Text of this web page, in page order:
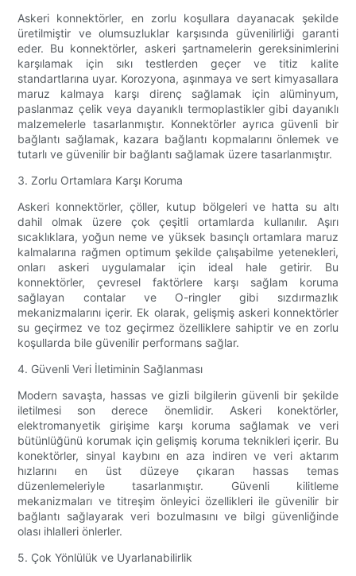
Askeri konnektörler, en zorlu koşullara dayanacak şekilde
üretilmiştir ve olumsuzluklar karşısında güvenilirliği garanti
eder. Bu konnektörler, askeri şartnamelerin gereksinimlerini
karşılamak için sıkı testlerden geçer ve titiz kalite
standartlarına uyar. Korozyona, aşınmaya ve sert kimyasallara
maruz kalmaya karşı direnç sağlamak için alüminyum,
paslanmaz çelik veya dayanıklı termoplastikler gibi dayanıklı
malzemelerle tasarlanmıştır. Konnektörler ayrıca güvenli bir
bağlantı sağlamak, kazara bağlantı kopmalarını önlemek ve
tutarlı ve güvenilir bir bağlantı sağlamak üzere tasarlanmıştır.
3. Zorlu Ortamlara Karşı Koruma
Askeri konnektörler, çöller, kutup bölgeleri ve hatta su altı
dahil olmak üzere çok çeşitli ortamlarda kullanılır. Aşırı
sıcaklıklara, yoğun neme ve yüksek basınçlı ortamlara maruz
kalmalarına rağmen optimum şekilde çalışabilme yetenekleri,
onları askeri uygulamalar için ideal hale getirir. Bu
konnektörler, çevresel faktörlere karşı sağlam koruma
sağlayan contalar ve O-ringler gibi sızdırmazlık
mekanizmalarını içerir. Ek olarak, gelişmiş askeri konnektörler
su geçirmez ve toz geçirmez özelliklere sahiptir ve en zorlu
koşullarda bile güvenilir performans sağlar.
4. Güvenli Veri İletiminin Sağlanması
Modern savaşta, hassas ve gizli bilgilerin güvenli bir şekilde
iletilmesi son derece önemlidir. Askeri konektörler,
elektromanyetik girişime karşı koruma sağlamak ve veri
bütünlüğünü korumak için gelişmiş koruma teknikleri içerir. Bu
konektörler, sinyal kaybını en aza indiren ve veri aktarım
hızlarını en üst düzeye çıkaran hassas temas
düzenlemeleriyle tasarlanmıştır. Güvenli kilitleme
mekanizmaları ve titreşim önleyici özellikleri ile güvenilir bir
bağlantı sağlayarak veri bozulmasını ve bilgi güvenliğinde
olası ihlalleri önlerler.
5. Çok Yönlülük ve Uyarlanabilirlik